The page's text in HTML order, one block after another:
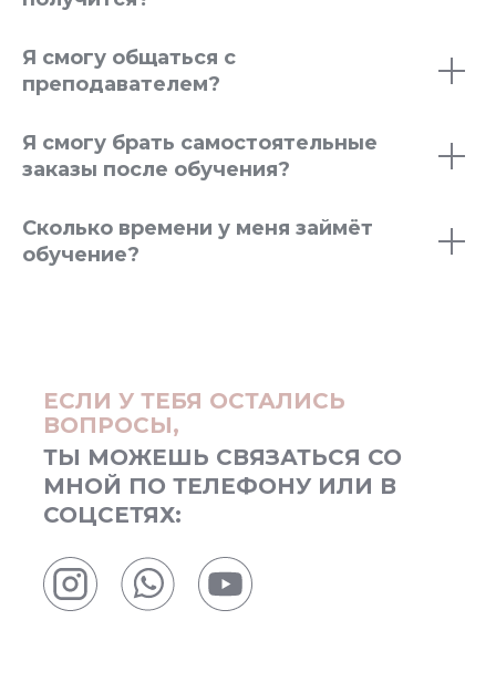
Я смогу общаться с
преподавателем?
Я смогу брать самостоятельные
заказы после обучения?
Сколько времени у меня займёт
обучение?
ЕСЛИ У ТЕБЯ ОСТАЛИСЬ
ВОПРОСЫ,
ТЫ МОЖЕШЬ СВЯЗАТЬСЯ СО
МНОЙ ПО ТЕЛЕФОНУ ИЛИ В
СОЦСЕТЯХ: